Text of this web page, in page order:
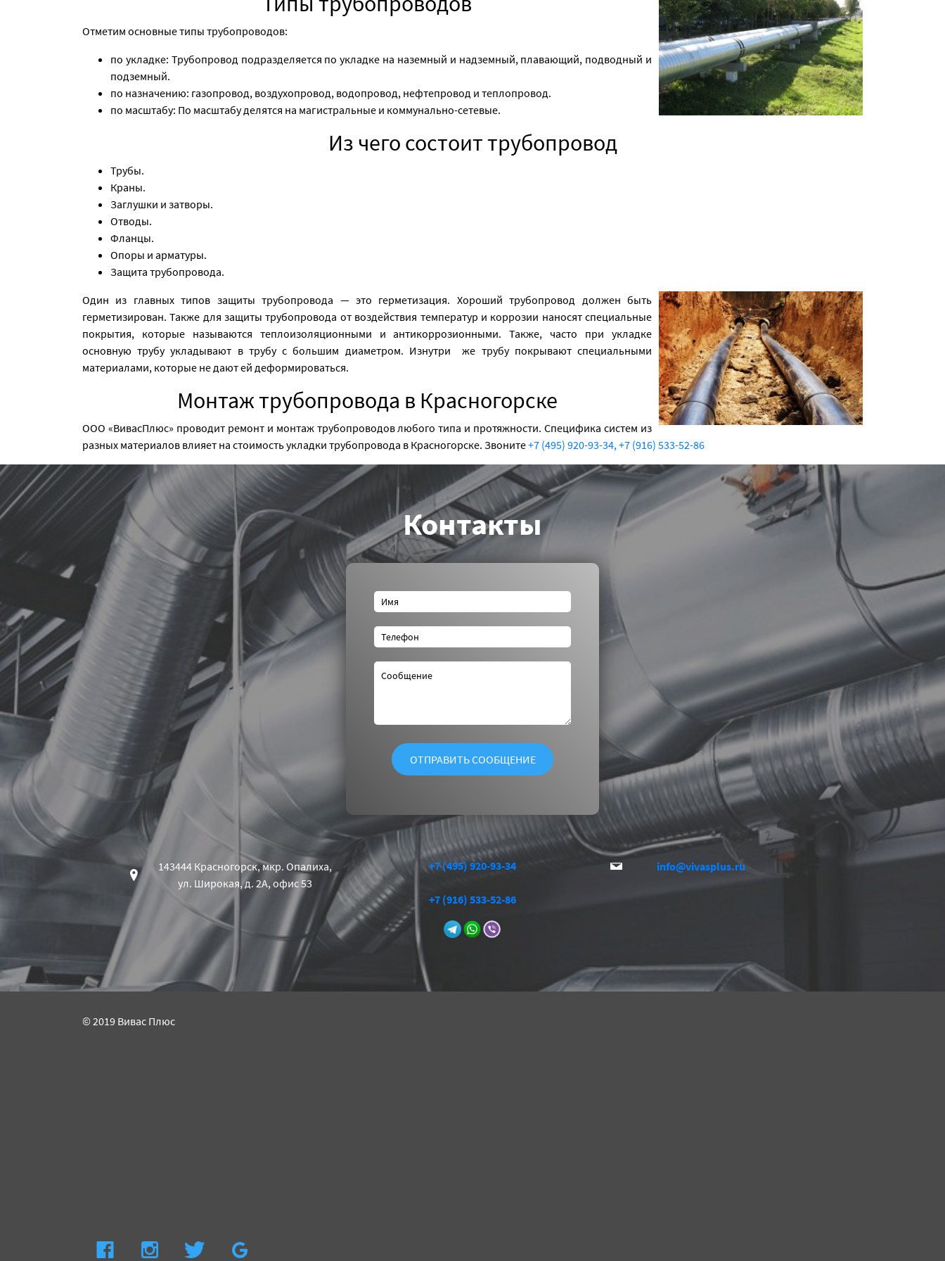
Отметим основные типы трубопроводов:
по укладке: Трубопровод подразделяется по укладке на наземный и надземный, плавающий, подводный и
подземный.
по назначению: газопровод, воздухопровод, водопровод, нефтепровод и теплопровод.
по масштабу: По масштабу делятся на магистральные и коммунально-сетевые.
Из чего состоит трубопровод
Трубы.
Краны.
Заглушки и затворы.
Отводы.
Фланцы.
Опоры и арматуры.
Защита трубопровода.
Один из главных типов защиты трубопровода — это герметизация. Хороший трубопровод должен быть
герметизирован. Также для защиты трубопровода от воздействия температур и коррозии наносят специальные
покрытия, которые называются теплоизоляционными и антикоррозионными. Также, часто при укладке
основную трубу укладывают в трубу с большим диаметром. Изнутри же трубу покрывают специальными
материалами, которые не дают ей деформироваться.
Монтаж трубопровода в Красногорске
ООО «ВивасПлюс» проводит ремонт и монтаж трубопроводов любого типа и протяжности. Специфика систем из
разных материалов влияет на стоимость укладки трубопровода в Красногорске. Звоните+7 (495) 920-93-34,+7 (916) 533-52-86
Контакты
143444 Красногорск, мкр. Опалиха,
ул. Широкая, д. 2А, офис 53
+7 (495) 920-93-34
+7 (916) 533-52-86
info@vivasplus.ru
© 2019 Вивас Плюс